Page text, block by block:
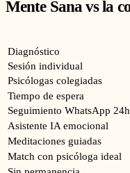
Mente Sana vs la
Diagnóstico
Sesión individual
Psicólogas colegiadas
Tiempo de espera
Seguimiento WhatsApp 24h
Asistente IA emocional
Meditaciones guiadas
Match con psicóloga ideal